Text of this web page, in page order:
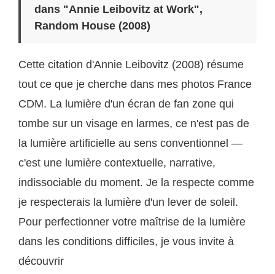
dans "Annie Leibovitz at Work",
Random House (2008)
Cette citation d'Annie Leibovitz (2008) résume
tout ce que je cherche dans mes photos France
CDM. La lumière d'un écran de fan zone qui
tombe sur un visage en larmes, ce n'est pas de
la lumière artificielle au sens conventionnel —
c'est une lumière contextuelle, narrative,
indissociable du moment. Je la respecte comme
je respecterais la lumière d'un lever de soleil.
Pour perfectionner votre maîtrise de la lumière
dans les conditions difficiles, je vous invite à
découvrir